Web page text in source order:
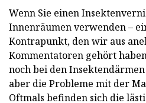
Wenn Sie einen
Innenräumen verwenden –
Kontrapunkt, den wir aus
Kommentatoren gehört
noch bei den
aber die Probleme mit der
Oftmals befinden sich die